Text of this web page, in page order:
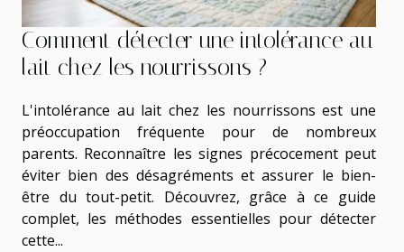
Comment détecter une intolérance au
lait chez les nourrissons ?
L'intolérance au lait chez les nourrissons est une
préoccupation fréquente pour de nombreux
parents. Reconnaître les signes précocement peut
éviter bien des désagréments et assurer le bien-
être du tout-petit. Découvrez, grâce à ce guide
complet, les méthodes essentielles pour détecter
cette...